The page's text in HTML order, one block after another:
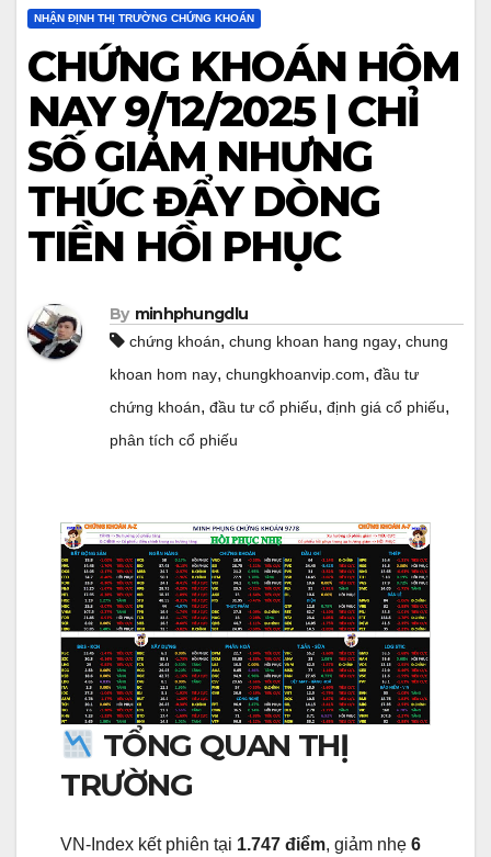
NHẬN ĐỊNH THỊ TRƯỜNG CHỨNG KHOÁN
CHỨNG KHOÁN HÔM
NAY 9/12/2025 | CHỈ
SỐ GIẢM NHƯNG
THÚC ĐẨY DÒNG
TIỀN HỒI PHỤC
By minhphungdlu
chứng khoán, chung khoan hang ngay, chung
khoan hom nay, chungkhoanvip.com, đầu tư
chứng khoán, đầu tư cổ phiếu, định giá cổ phiếu,
phân tích cổ phiếu
TỔNG QUAN THỊ
TRƯỜNG
VN-Index kết phiên tại 1.747 điểm, giảm nhẹ 6